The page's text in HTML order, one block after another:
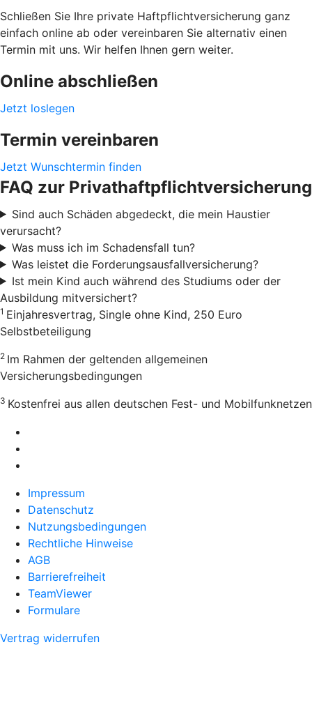
Schließen Sie Ihre private Haftpflichtversicherung ganz
einfach online ab oder vereinbaren Sie alternativ einen
Termin mit uns. Wir helfen Ihnen gern weiter.
Online abschließen
Jetzt loslegen
Termin vereinbaren
Jetzt Wunschtermin finden
FAQ zur Privathaftpflichtversicherung
Sind auch Schäden abgedeckt, die mein Haustier
verursacht?
Was muss ich im Schadensfall tun?
Was leistet die Forderungsausfallversicherung?
Ist mein Kind auch während des Studiums oder der
Ausbildung mitversichert?
1 Einjahresvertrag, Single ohne Kind, 250 Euro
Selbstbeteiligung
2 Im Rahmen der geltenden allgemeinen
Versicherungsbedingungen
3 Kostenfrei aus allen deutschen Fest- und Mobilfunknetzen
Impressum
Datenschutz
Nutzungsbedingungen
Rechtliche Hinweise
AGB
Barrierefreiheit
TeamViewer
Formulare
Vertrag widerrufen